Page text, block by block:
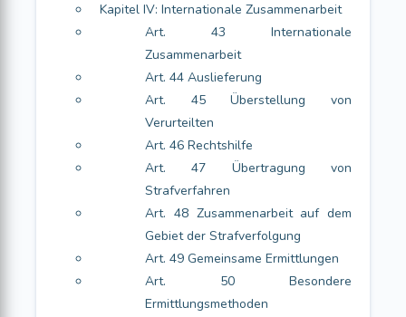
Kapitel IV: Internationale Zusammenarbeit
Art. 43 Internationale
Zusammenarbeit
Art. 44 Auslieferung
Art. 45 Überstellung von
Verurteilten
Art. 46 Rechtshilfe
Art. 47 Übertragung von
Strafverfahren
Art. 48 Zusammenarbeit auf dem
Gebiet der Strafverfolgung
Art. 49 Gemeinsame Ermittlungen
Art. 50 Besondere
Ermittlungsmethoden